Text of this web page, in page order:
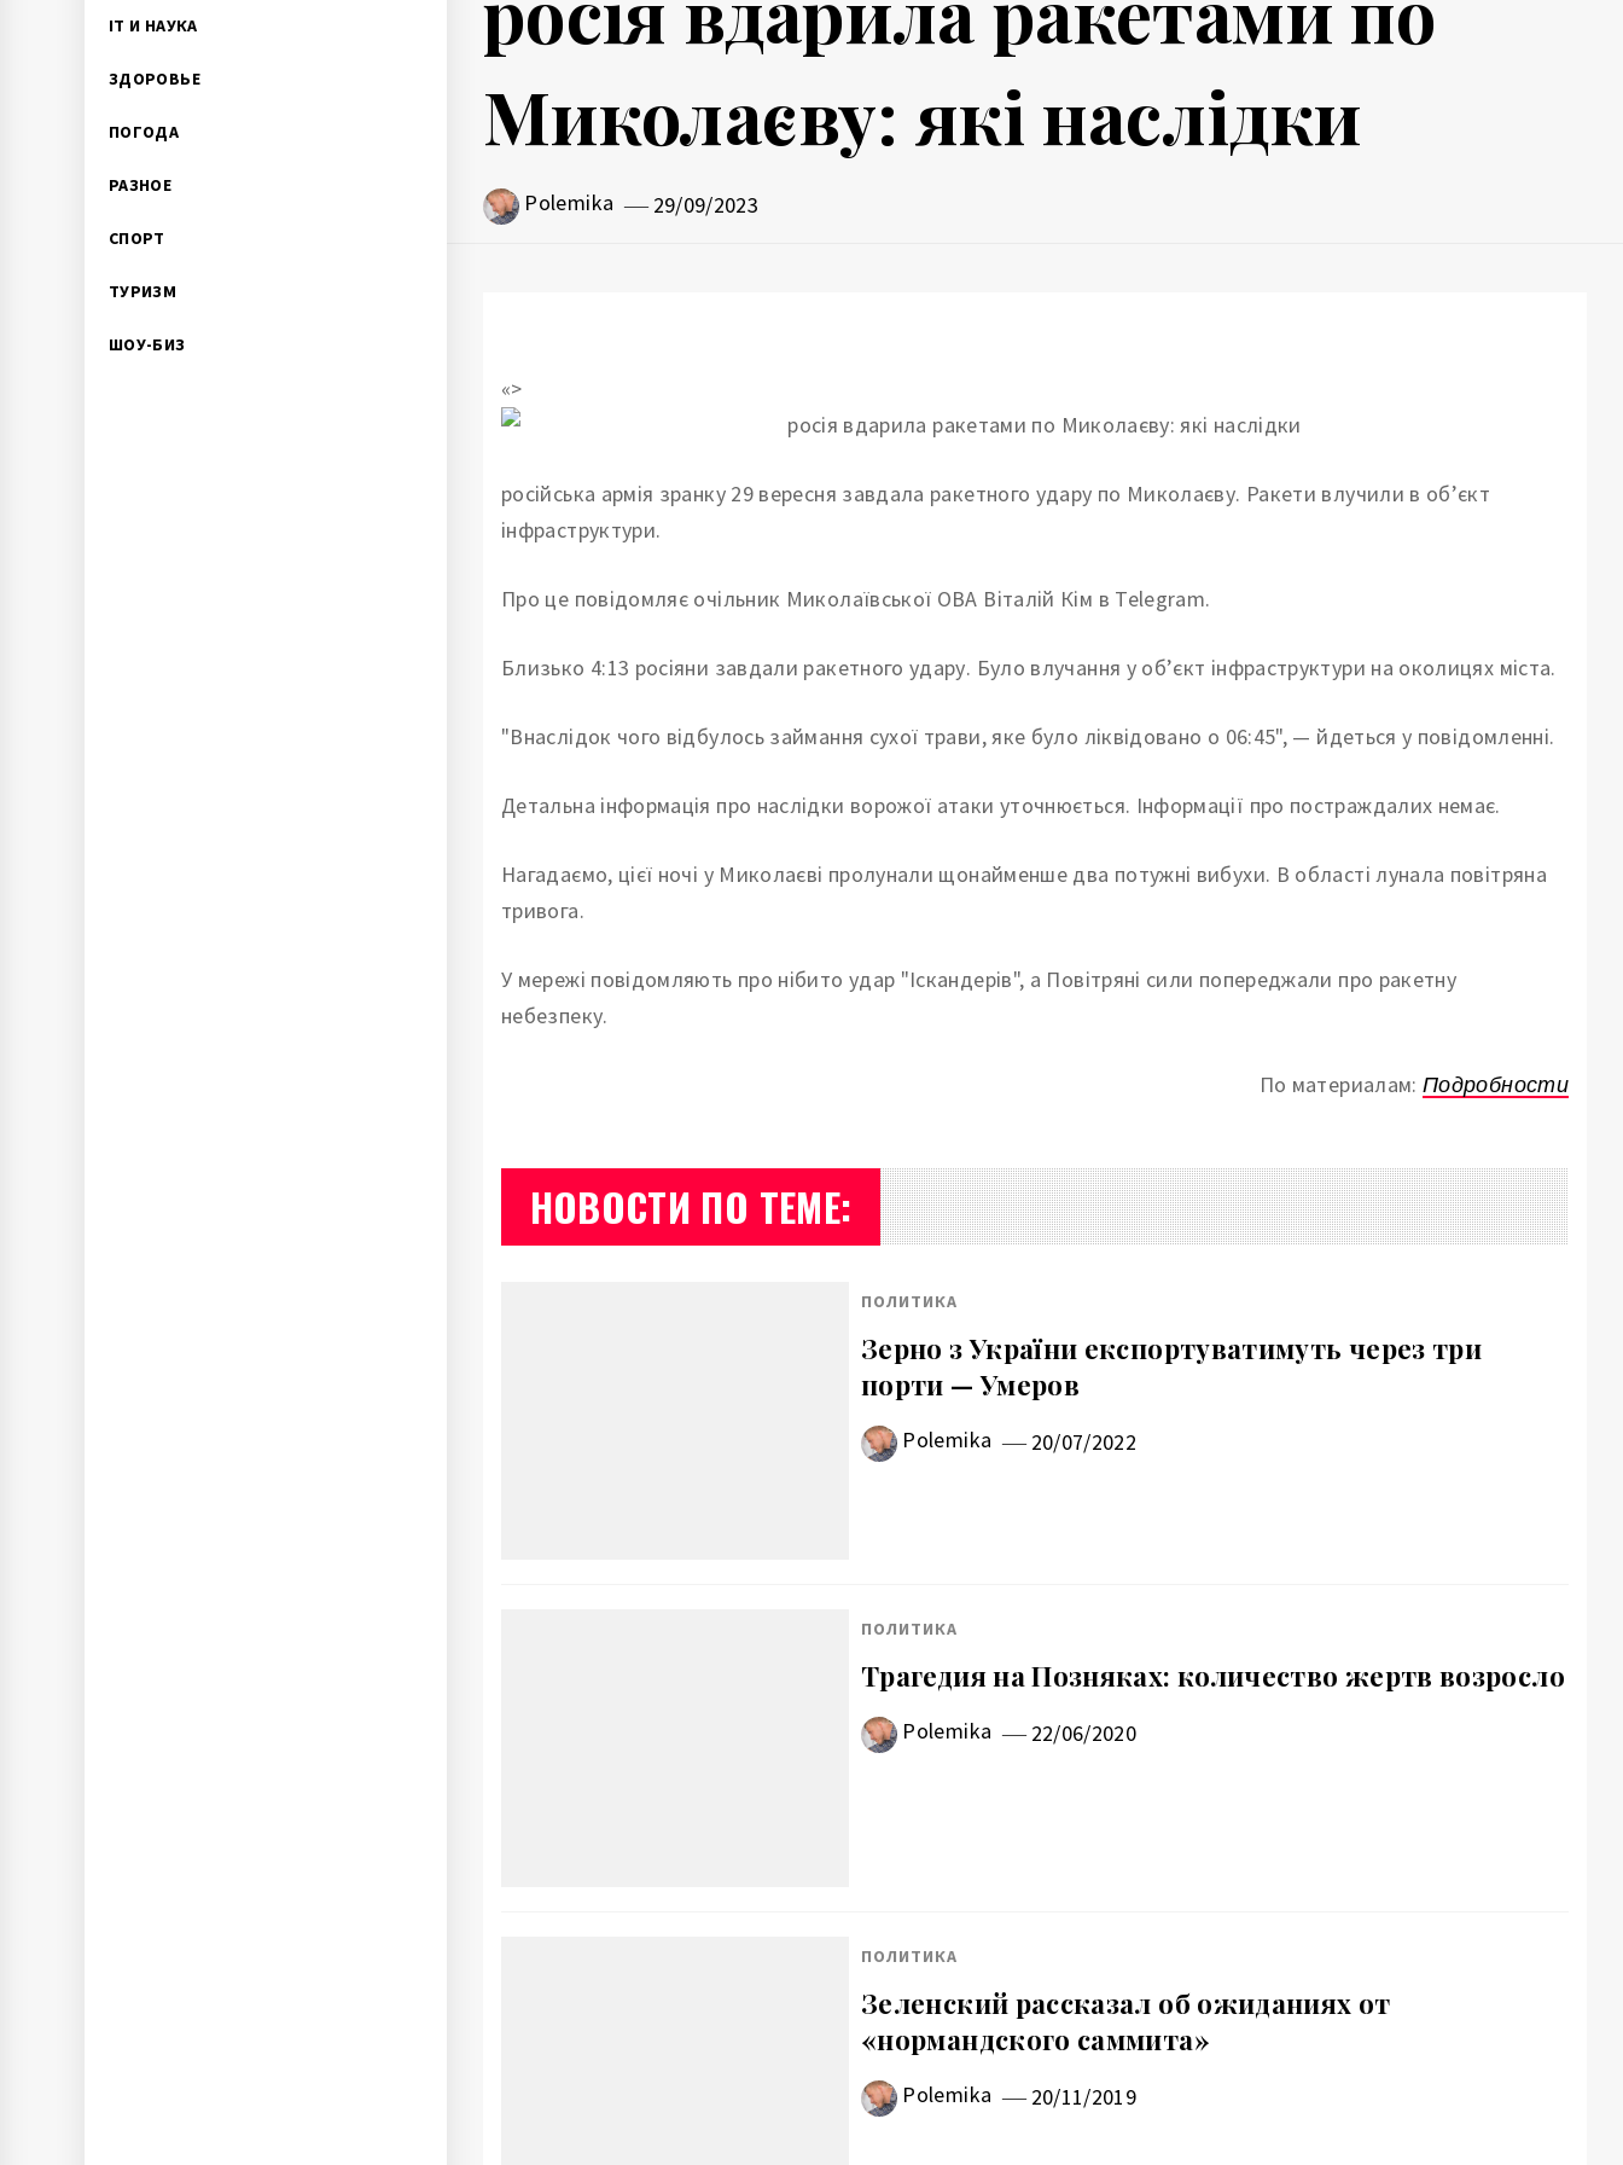
IT И НАУКА
ЗДОРОВЬЕ
ПОГОДА
РАЗНОЕ
СПОРТ
ТУРИЗМ
ШОУ-БИЗ
Миколаєву: які наслідки
Polemika 29/09/2023
«>
російська армія зранку 29 вересня завдала ракетного удару по Миколаєву. Ракети влучили в об’єкт
інфраструктури.
Про це повідомляє очільник Миколаївської ОВА Віталій Кім в Telegram.
Близько 4:13 росіяни завдали ракетного удару. Було влучання у об’єкт інфраструктури на околицях міста.
"Внаслідок чого відбулось займання сухої трави, яке було ліквідовано о 06:45", — йдеться у повідомленні.
Детальна інформація про наслідки ворожої атаки уточнюється. Інформації про постраждалих немає.
Нагадаємо, цієї ночі у Миколаєві пролунали щонайменше два потужні вибухи. В області лунала повітряна
тривога.
У мережі повідомляють про нібито удар "Іскандерів", а Повітряні сили попереджали про ракетну
небезпеку.
По материалам:Подробности
НОВОСТИ ПО ТЕМЕ:
ПОЛИТИКА
Зерно з України експортуватимуть через три
порти — Умеров
Polemika 20/07/2022
ПОЛИТИКА
Трагедия на Позняках: количество жертв возросло
Polemika 22/06/2020
ПОЛИТИКА
Зеленский рассказал об ожиданиях от
«нормандского саммита»
Polemika 20/11/2019